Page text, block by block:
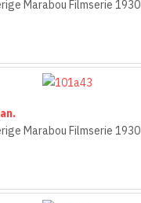
Marabou Filmserie 1930
Marabou Filmserie 1930